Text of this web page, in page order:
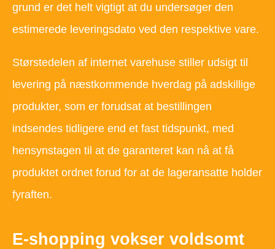
grund er det helt vigtigt at du undersøger den
estimerede leveringsdato ved den respektive vare.
Størstedelen af internet varehuse stiller udsigt til
levering på næstkommende hverdag på adskillige
produkter, som er forudsat at bestillingen
indsendes tidligere end et fast tidspunkt, med
hensynstagen til at de garanteret kan nå at få
produktet ordnet forud for at de lageransatte holder
fyraften.
E-shopping vokser voldsomt